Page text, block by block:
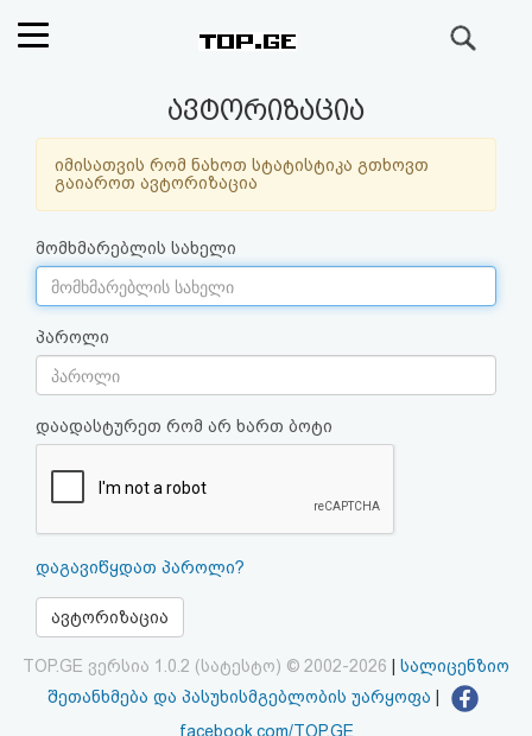
ფოსტა
კითხვა-
პასუხი
ავტორიზაცია
რეგისტრაცია
პაროლის
HTML
კოდი
ავტორიზაცია
იმისათვის რომ ნახოთ სტატისტიკა გთხოვთ
გაიაროთ ავტორიზაცია
მომხმარებლის სახელი
პაროლი
დაადასტურეთ რომ არ ხართ ბოტი
დაგავიწყდათ პაროლი?
ავტორიზაცია
TOP.GE ვერსია 1.0.2 (სატესტო) © 2002-2026
სალიცენზიო
შეთანხმება და პასუხისმგებლობის უარყოფა
facebook.com/TOP.GE